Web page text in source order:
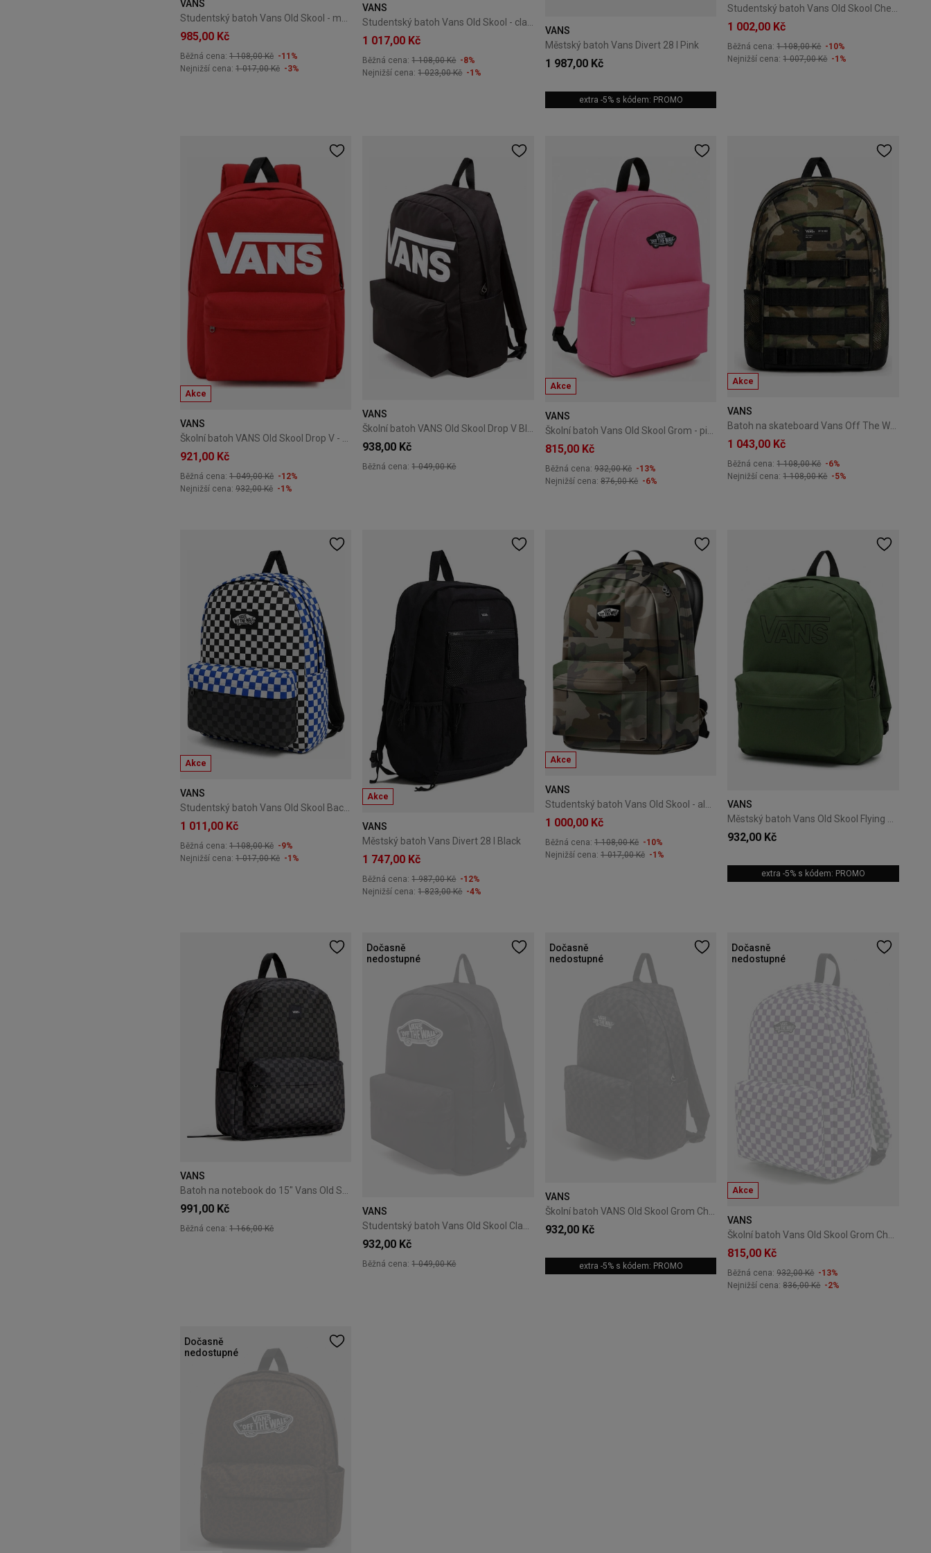
VANS
985,00 Kč
Běžná cena: 1 108,00 Kč -11%
Nejnižší cena: 1 017,00 Kč -3%
VANS
1 017,00 Kč
Běžná cena:1 108,00 Kč -8%
Nejnižší cena:1 023,00 Kč -1%
VANS
Městský batoh Vans Divert 28 l Pink
1 987,00 Kč
extra -5% s kódem: PROMO
Studentský batoh Vans Old Skool Check - Olive brown
1 002,00 Kč
Běžná cena:1 108,00 Kč -10%
Nejnižší cena:1 007,00 Kč -1%
Akce
VANS
921,00 Kč
Běžná cena: 1 049,00 Kč -12%
Nejnižší cena: 932,00 Kč -1%
VANS
938,00 Kč
Běžná cena:1 049,00 Kč
Akce
VANS
815,00 Kč
Běžná cena: 932,00 Kč -13%
Nejnižší cena: 876,00 Kč -6%
Akce
VANS
1 043,00 Kč
Běžná cena:1 108,00 Kč -6%
Nejnižší cena:1 108,00 Kč -5%
Akce
VANS
Studentský batoh Vans Old Skool Backpack - classic blue / black
1 011,00 Kč
Běžná cena: 1 108,00 Kč -9%
Nejnižší cena: 1 017,00 Kč -1%
Akce
VANS
Městský batoh Vans Divert 28 l Black
1 747,00 Kč
Běžná cena:1 987,00 Kč -12%
Nejnižší cena:1 823,00 Kč -4%
Akce
VANS
1 000,00 Kč
Běžná cena: 1 108,00 Kč -10%
Nejnižší cena: 1 017,00 Kč -1%
VANS
Městský batoh Vans Old Skool Flying V Green
932,00 Kč
extra -5% s kódem: PROMO
VANS
Batoh na notebook do 15" Vans Old Skool Check
991,00 Kč
Běžná cena: 1 166,00 Kč
Dočasně
nedostupné
VANS
932,00 Kč
Běžná cena:1 049,00 Kč
Dočasně
nedostupné
VANS
932,00 Kč
extra -5% s kódem: PROMO
Dočasně
nedostupné
Akce
VANS
815,00 Kč
Běžná cena:932,00 Kč -13%
Nejnižší cena:836,00 Kč -2%
Dočasně
nedostupné